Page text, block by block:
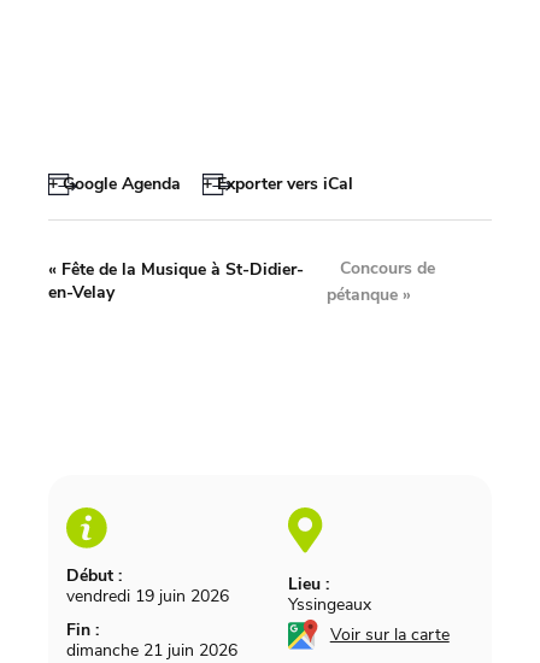
+ Google Agenda + Exporter vers iCal
Début :
vendredi 19 juin 2026
Fin :
dimanche 21 juin 2026
Lieu :
Yssingeaux
Voir sur la carte
« Fête de la Musique à St-Didier-
en-Velay
Concours de
pétanque»